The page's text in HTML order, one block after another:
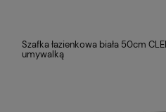
Szafka łazienkowa biała 50cm
umywalką